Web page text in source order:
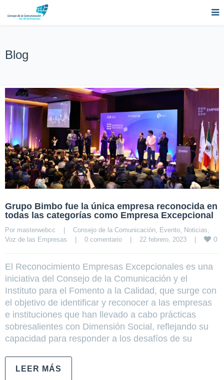
Blog
Grupo Bimbo fue la única empresa reconocida en
todas las categorías como Empresa Excepcional
Por masterwebcc | Consejo de la Comunicación Evento Noticias
Voz de las Empresas
| 0 comentario | 22 febrero, 2023 | 0
El Reconocimiento Empresas Excepcionales es una
iniciativa del Consejo de la Comunicación y el
Instituto para el Fomento a la Calidad, que surge con
el objetivo de identificar y reconocer a las empresas
e instituciones que han llevado a cabo prácticas
sobresalientes con Dimensión Social, reflejando su
capacidad para responder a los desafíos de su
LEER MÁS